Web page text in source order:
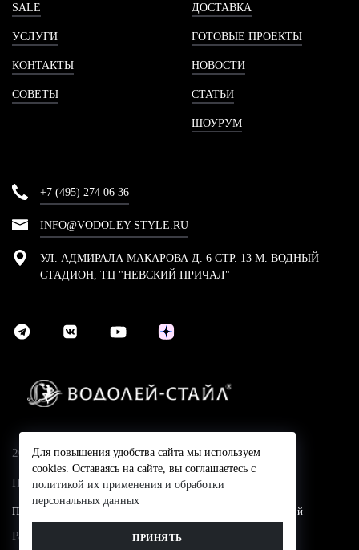
SALE
УСЛУГИ
КОНТАКТЫ
СОВЕТЫ
ДОСТАВКА
ГОТОВЫЕ ПРОЕКТЫ
НОВОСТИ
СТАТЬИ
ШОУРУМ
+7 (495) 274 06 36
INFO@VODOLEY-STYLE.RU
УЛ. АДМИРАЛА МАКАРОВА Д. 6 СТР. 13 М. ВОДНЫЙ
СТАДИОН, ТЦ "НЕВСКИЙ ПРИЧАЛ"
2024 © Компания Водолей-Cтайл
Политика конфидециальности
Представленные на сайте цены не являются публичной офертой
Разработано в
Для повышения удобства сайта мы используем
cookies. Оставаясь на сайте, вы соглашаетесь с
политикой их применения и обработки
персональных данных
ПРИНЯТЬ